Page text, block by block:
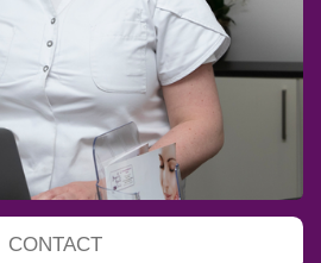
CONTACT